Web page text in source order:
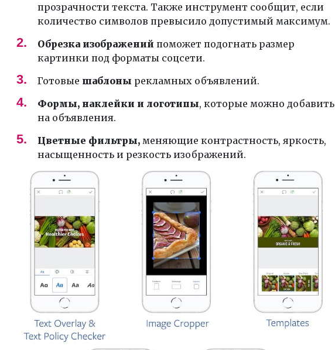
прозрачности текста. Также инструмент сообщит, если
количество символов превысило допустимый максимум.
Обрезка изображений поможет подогнать размер
картинки под форматы соцсети.
Готовые шаблоны рекламных объявлений.
Формы, наклейки и логотипы, которые можно добавить
на объявления.
Цветные фильтры, меняющие контрастность, яркость,
насыщенность и резкость изображений.